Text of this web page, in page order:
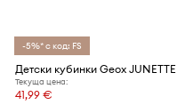
-5%* с код: FS
Детски кубинки Geox JUNETTE
Текуща цена:
41,99 €